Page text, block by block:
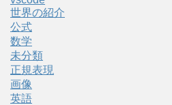
世界の紹介
公式
数学
未分類
正規表現
画像
英語